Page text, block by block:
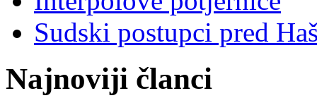
Sudski postupci pred
Najnoviji članci